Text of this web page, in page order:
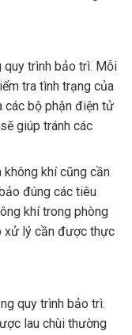
quy trình bảo trì. Mỗi
tra tình trạng của
các bộ phận điện tử
giúp tránh các
không khí cũng cần
đúng các tiêu
khí trong phòng
xử lý cần được thực
quy trình bảo trì.
lau chùi thường